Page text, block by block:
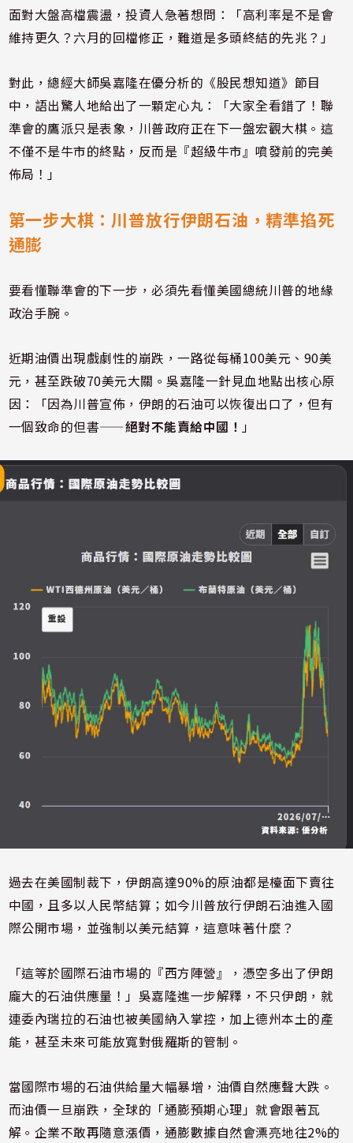
面對大盤高檔震盪，投資人急著想問：「高利率是不是會
維持更久？六月的回檔修正，難道是多頭終結的先兆？」
對此，總經大師吳嘉隆在優分析的《股民想知道》節目
中，語出驚人地給出了一顆定心丸：「大家全看錯了！聯
準會的鷹派只是表象，川普政府正在下一盤宏觀大棋。這
不僅不是牛市的終點，反而是『超級牛市』噴發前的完美
佈局！」
第一步大棋：川普放行伊朗石油，精準掐死
通膨
要看懂聯準會的下一步，必須先看懂美國總統川普的地緣
政治手腕。
近期油價出現戲劇性的崩跌，一路從每桶100美元、90美
元，甚至跌破70美元大關。吳嘉隆一針見血地點出核心原
因：「因為川普宣佈，伊朗的石油可以恢復出口了，但有
一個致命的但書——絕對不能賣給中國！ 」
過去在美國制裁下，伊朗高達90%的原油都是檯面下賣往
中國，且多以人民幣結算；如今川普放行伊朗石油進入國
際公開市場，並強制以美元結算，這意味著什麼？
「這等於國際石油市場的『西方陣營』，憑空多出了伊朗
龐大的石油供應量！」吳嘉隆進一步解釋，不只伊朗，就
連委內瑞拉的石油也被美國納入掌控，加上德州本土的產
能，甚至未來可能放寬對俄羅斯的管制。
當國際市場的石油供給量大幅暴增，油價自然應聲大跌。
而油價一旦崩跌，全球的「通膨預期心理」就會跟著瓦
解。企業不敢再隨意漲價，通膨數據自然會漂亮地往2%的